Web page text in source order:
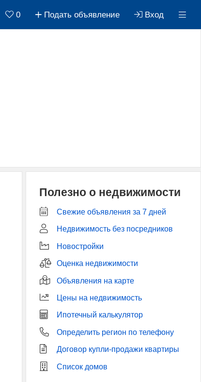
0 Подать объявление Вход
Полезно о недвижимости
Свежие объявления за 7 дней
Недвижимость без посредников
Новостройки
Оценка недвижимости
Объявления на карте
Цены на недвижимость
Ипотечный калькулятор
Определить регион по телефону
Договор купли-продажи квартиры
Список домов